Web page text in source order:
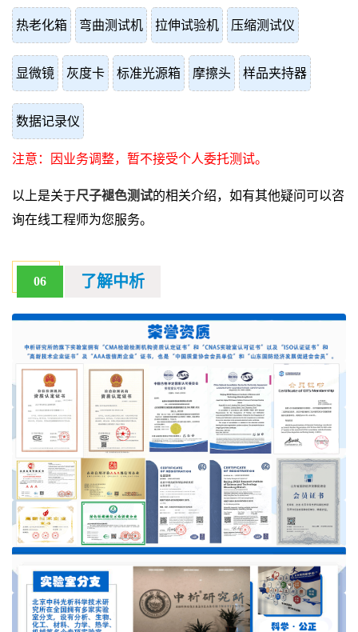
热老化箱 弯曲测试机 拉伸试验机 压缩测试仪
显微镜 灰度卡 标准光源箱 摩擦头 样品夹持器
数据记录仪
注意：因业务调整，暂不接受个人委托测试。
以上是关于尺子褪色测试的相关介绍，如有其他疑问可以咨
询在线工程师为您服务。
06 了解中析